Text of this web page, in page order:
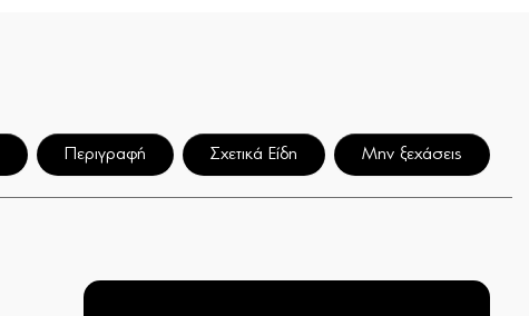
Περιγραφή Σχετικά Είδη Μην ξεχάσεις